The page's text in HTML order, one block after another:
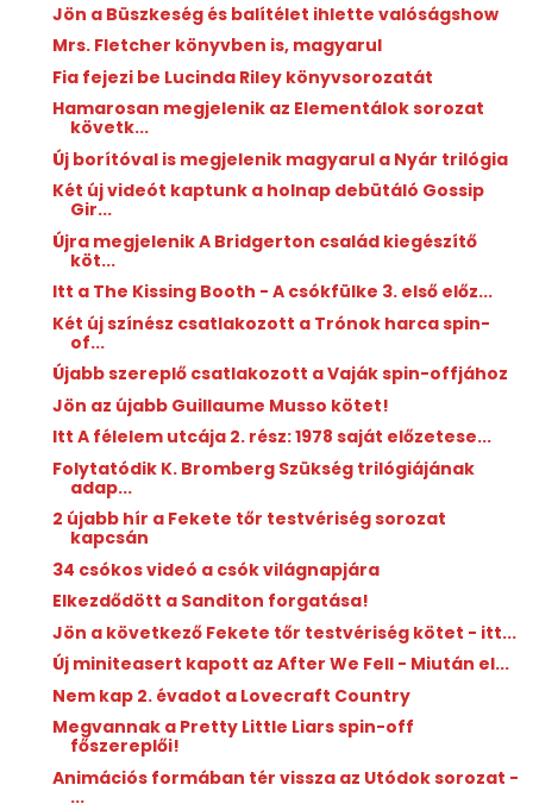
Jön a Büszkeség és balítélet ihlette valóságshow
Mrs. ​Fletcher könyvben is, magyarul
Fia fejezi be Lucinda Riley könyvsorozatát
Hamarosan megjelenik az Elementálok sorozat
követk...
Új borítóval is megjelenik magyarul a Nyár trilógia
Két új videót kaptunk a holnap debütáló Gossip
Gir...
Újra megjelenik A Bridgerton család kiegészítő
köt...
Itt a The Kissing Booth - A csókfülke 3. első előz...
Két új színész csatlakozott a Trónok harca spin-
of...
Újabb szereplő csatlakozott a Vaják spin-offjához
Jön az újabb Guillaume Musso kötet!
Itt A félelem utcája 2. rész: 1978 saját előzetese...
Folytatódik K. Bromberg Szükség trilógiájának
adap...
2 újabb hír a Fekete tőr testvériség sorozat
kapcsán
34 csókos videó a csók világnapjára
Elkezdődött a Sanditon forgatása!
Jön a következő Fekete tőr testvériség kötet - itt...
Új miniteasert kapott az After We Fell - Miután el...
Nem kap 2. évadot a Lovecraft Country
Megvannak a Pretty Little Liars spin-off
főszereplői!
Animációs formában tér vissza az Utódok sorozat -
...